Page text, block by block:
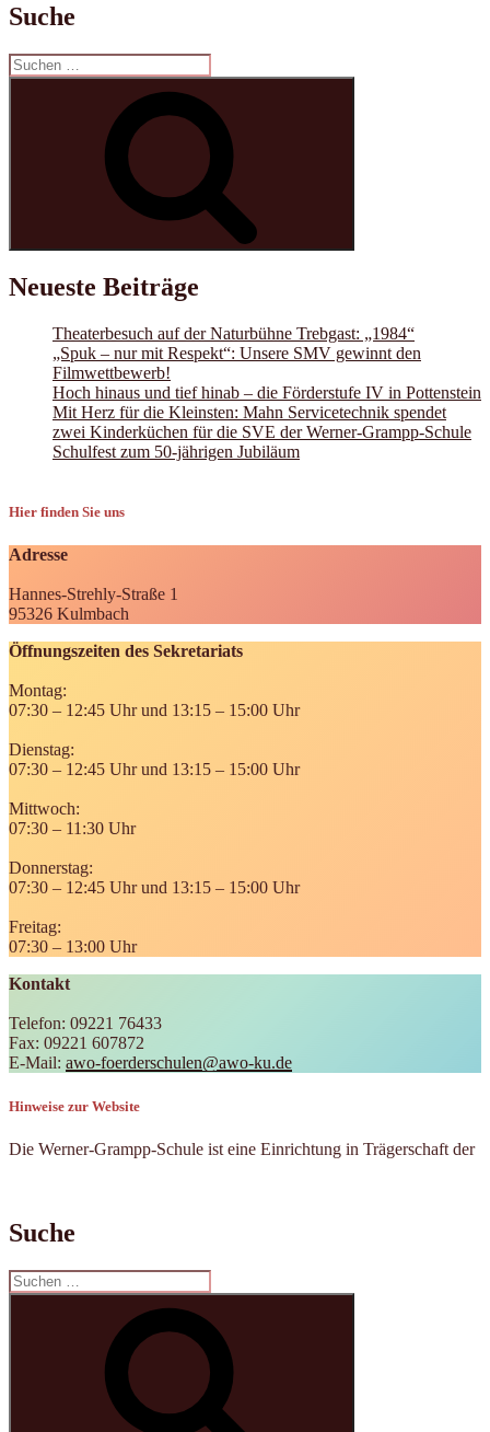
Suche
Suchen
nach:
Neueste Beiträge
Theaterbesuch auf der Naturbühne Trebgast: „1984“
„Spuk – nur mit Respekt“: Unsere SMV gewinnt den
Filmwettbewerb!
Hoch hinaus und tief hinab – die Förderstufe IV in Pottenstein
Mit Herz für die Kleinsten: Mahn Servicetechnik spendet
zwei Kinderküchen für die SVE der Werner-Grampp-Schule
Schulfest zum 50-jährigen Jubiläum
Hier finden Sie uns
Adresse
Hannes-Strehly-Straße 1
95326 Kulmbach
Öffnungszeiten des Sekretariats
Montag:
07:30 – 12:45 Uhr und 13:15 – 15:00 Uhr
Dienstag:
07:30 – 12:45 Uhr und 13:15 – 15:00 Uhr
Mittwoch:
07:30 – 11:30 Uhr
Donnerstag:
07:30 – 12:45 Uhr und 13:15 – 15:00 Uhr
Freitag:
07:30 – 13:00 Uhr
Kontakt
Telefon: 09221 76433
Fax: 09221 607872
E-Mail: awo-foerderschulen@awo-ku.de
Hinweise zur Website
Die Werner-Grampp-Schule ist eine Einrichtung in Trägerschaft der
Suche
Suchen
nach: